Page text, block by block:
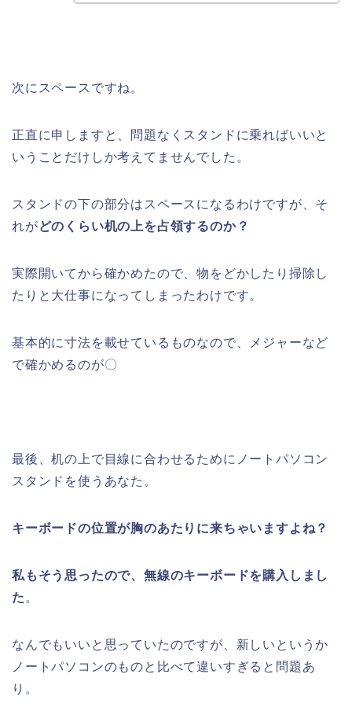
次にスペースですね。
正直に申しますと、問題なくスタンドに乗ればいいと
いうことだけしか考えてませんでした。
スタンドの下の部分はスペースになるわけですが、そ
れがどのくらい机の上を占領するのか？
実際開いてから確かめたので、物をどかしたり掃除し
たりと大仕事になってしまったわけです。
基本的に寸法を載せているものなので、メジャーなど
で確かめるのが〇
最後、机の上で目線に合わせるためにノートパソコン
スタンドを使うあなた。
キーボードの位置が胸のあたりに来ちゃいますよね？
私もそう思ったので、無線のキーボードを購入しまし
た 。
なんでもいいと思っていたのですが、新しいというか
ノートパソコンのものと比べて違いすぎると問題あ
り。